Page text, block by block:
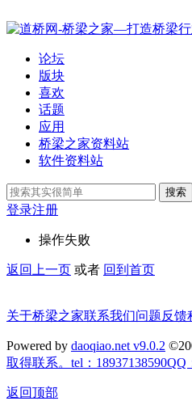
论坛
版块
喜欢
话题
应用
桥梁之家资料站
软件资料站
搜索
登录注册
操作失败
返回上一页 或者 回到首页
关于桥梁之家联系我们问题反馈
Powered by daoqiao.net v9.0.2
取得联系。tel：18937138590QQ
返回顶部